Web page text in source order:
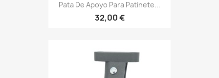
Pata De Apoyo Para Patinete...
32,00 €